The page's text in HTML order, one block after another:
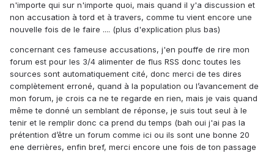
n'importe qui sur n'importe quoi, mais quand il y'a discussion et
non accusation à tord et à travers, comme tu vient encore une
nouvelle fois de le faire .... (plus d'explication plus bas)
concernant ces fameuse accusations, j'en pouffe de rire mon
forum est pour les 3/4 alimenter de flus RSS donc toutes les
sources sont automatiquement cité, donc merci de tes dires
complètement erroné, quand à la population ou l’avancement de
mon forum, je crois ca ne te regarde en rien, mais je vais quand
même te donné un semblant de réponse, je suis tout seul à le
tenir et le remplir donc ca prend du temps (bah oui j'ai pas la
prétention d’être un forum comme ici ou ils sont une bonne 20
ene derrières, enfin bref, merci encore une fois de ton passage